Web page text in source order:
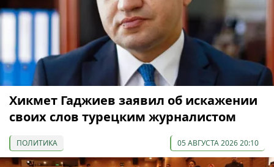
Хикмет Гаджиев заявил об искажении
своих слов турецким журналистом
ПОЛИТИКА 05 АВГУСТА 2026 20:10